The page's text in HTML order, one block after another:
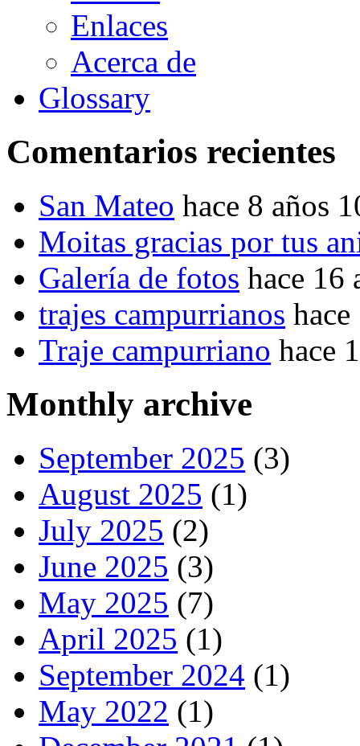
Enlaces
Acerca de
Glossary
Comentarios recientes
San Mateo hace 8 años
Moitas gracias por tus
Galería de fotos hace 16
trajes campurrianos
Traje campurriano hace
Monthly archive
September 2025 (3)
August 2025 (1)
July 2025 (2)
June 2025 (3)
May 2025 (7)
April 2025 (1)
September 2024 (1)
May 2022 (1)